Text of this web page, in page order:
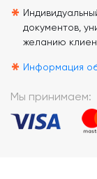
* документов,
желанию
* Информация
Мы принимаем: